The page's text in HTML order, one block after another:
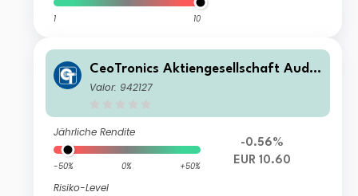
1 10
CeoTronics Aktiengesellschaft Audio
. Video . Data Communication
Valor: 942127
Jährliche Rendite
-50% 0% +50%
Risiko-Level
-0.56%
EUR 10.60